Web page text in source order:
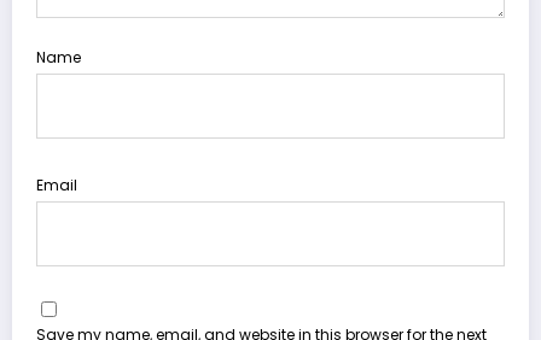
Name
Email
Save my name, email, and website in this browser for the next